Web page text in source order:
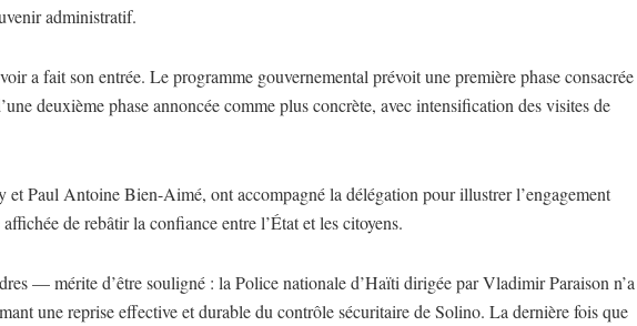
administratif.
a fait son entrée. Le programme gouvernemental prévoit une première phase consacrée
deuxième phase annoncée comme plus concrète, avec intensification des visites de
et Paul Antoine Bien-Aimé, ont accompagné la délégation pour illustrer l’engagement
de rebâtir la confiance entre l’État et les citoyens.
— mérite d’être souligné : la Police nationale d’Haïti dirigée par Vladimir Paraison n’a
une reprise effective et durable du contrôle sécuritaire de Solino. La dernière fois que